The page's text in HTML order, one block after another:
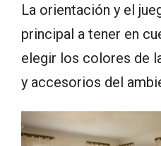
La orientación y el
principal a tener en
elegir los colores de
y accesorios del